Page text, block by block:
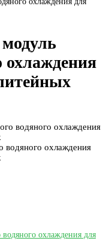
охлаждения
охлаждения